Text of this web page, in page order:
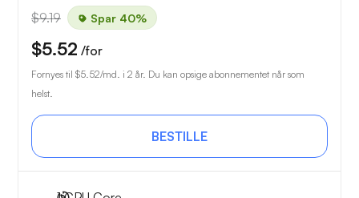
$9.19 Spar 40%
$5.52 /for
Fornyes til $5.52/md. i 2 år. Du kan opsige abonnementet når som
helst.
BESTILLE